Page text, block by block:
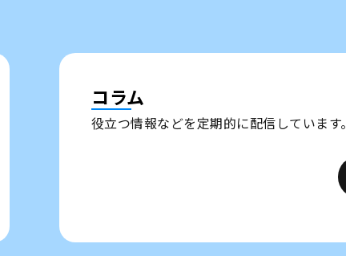
コラム
役立つ情報などを定期的に配信しています。